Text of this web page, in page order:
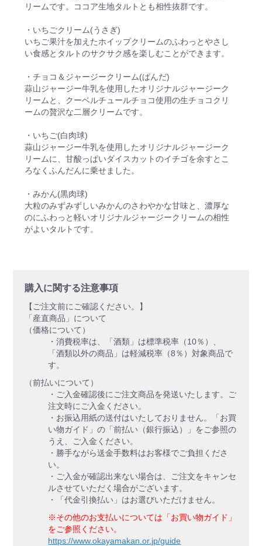
リームです。ココア生地タルトとも相性抜群です。
・いちごクリーム(うさぎ)
いちご果汁を加えたホイップクリームのふわっとやさし
い食感とタルトのサクサク感を楽しむことができます。
・チョコ＆ジャージークリーム(ぱんだ)
蒜山ジャージー牛乳を使用したオリジナルジャージーク
リームと、クーベルチュールチョコ使用の生チョコクリ
ームの贅沢な二層クリームです。
・いちご(白肉球)
蒜山ジャージー牛乳を使用したオリジナルジャージーク
リームに、甘酸っぱいダイスカットのイチゴを余すとこ
ろなくふんだんに乗せました。
・みかん(黒肉球)
大粒のみずみずしいみかんのさわやかな甘味と、濃厚な
のにふわっと軽いオリジナルジャージークリームの相性
がよいタルトです。
購入に関する注意事項
【ご注文前にご確認ください。】
「産直商品」について
（価格について）
・消費税率は、「酒類」は標準税率（10％）、
「酒類以外の商品」は軽減税率（8％）対象商品で
す。
（前払いについて）
・ご入金確認後にご注文商品を発送いたします。ご
注文時にご入金ください。
・お振込用紙の送付はいたしておりません。「お買
い物ガイド」の「前払い（銀行振込）」をご参照の
うえ、ご入金ください。
・勝手ながら送金手数料はお客様でご負担くださ
い。
・ご入金が確認出来ない場合は、ご注文をキャンセ
ルさせていただく場合がございます。
・「代金引換払い」はお選びいただけません。
※その他のお支払いについては「お買い物ガイド」
をご参照ください。
https://www.okayamakan.or.jp/guide